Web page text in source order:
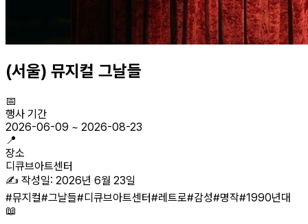
(서울) 뮤지컬 그날들
📅
행사 기간
2026-06-09 ~ 2026-08-23
📍
장소
디큐브아트센터
✍️ 작성일: 2026년 6월 23일
#뮤지컬#그날들#디큐브아트센터#레트로#감성#명작#1990년대
📖